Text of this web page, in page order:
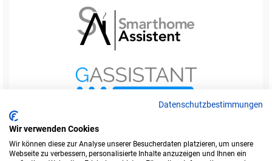
Startseite Foren-Übersicht
Datenschutzbestimmungen
Wir verwenden Cookies
Wir können diese zur Analyse unserer Besucherdaten platzieren, um unsere
Webseite zu verbessern, personalisierte Inhalte anzuzeigen und Ihnen ein